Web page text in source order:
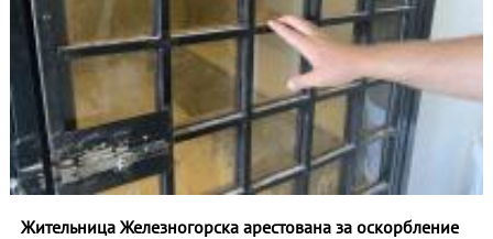
Жительница Железногорска арестована за оскорбление